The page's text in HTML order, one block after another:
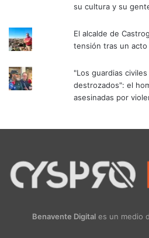
su cultura y su
El alcalde de
tensión tras un acto
"Los guardias
destrozados": el
asesinadas por
Benavente Digital es un medio